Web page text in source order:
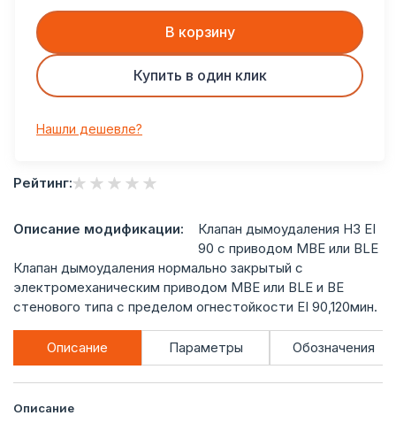
В корзину
Купить в один клик
Нашли дешевле?
Рейтинг:
Описание модификации:
Клапан дымоудаления НЗ EI
90 с приводом MBE или BLE
Клапан дымоудаления нормально закрытый с
электромеханическим приводом MBE или BLE и BE
стенового типа с пределом огнестойкости EI 90,120мин.
Описание Параметры Обозначения
Описание